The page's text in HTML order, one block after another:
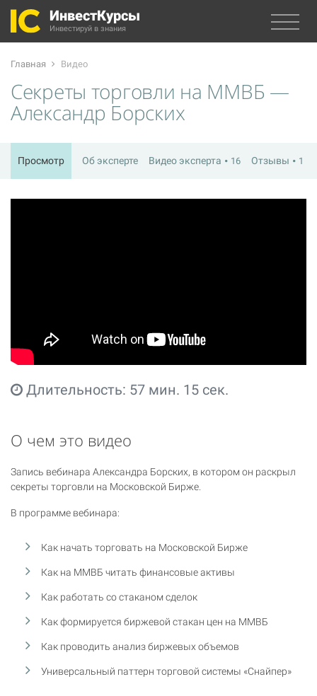
ИнвестКурсы
Инвестируй в знания
Главная Видео
Секреты торговли на ММВБ —
Александр Борских
Просмотр Об эксперте Видео эксперта 16 Отзывы 1
Длительность: 57 мин. 15 сек.
О чем это видео
Запись вебинара Александра Борских, в котором он раскрыл
секреты торговли на Московской Бирже.
В программе вебинара:
Как начать торговать на Московской Бирже
Как на ММВБ читать финансовые активы
Как работать со стаканом сделок
Как формируется биржевой стакан цен на ММВБ
Как проводить анализ биржевых объемов
Универсальный паттерн торговой системы «Снайпер»